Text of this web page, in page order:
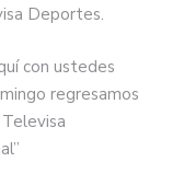
Deportes.
con ustedes
regresamos